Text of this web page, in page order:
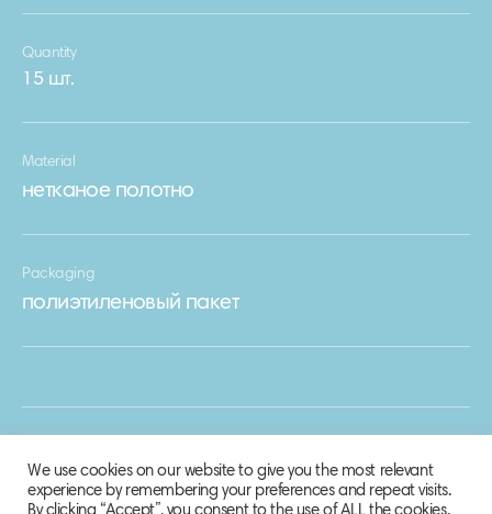
Quantity
15 шт.
Material
нетканое полотно
Packaging
полиэтиленовый пакет
We use cookies on our website to give you the most relevant
experience by remembering your preferences and repeat visits.